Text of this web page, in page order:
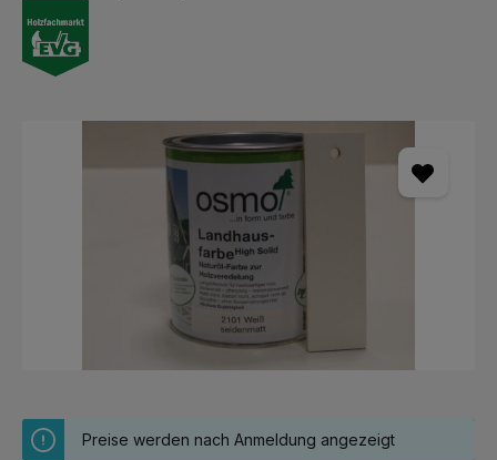
Bildergalerie überspringen
Preise werden nach Anmeldung angezeigt